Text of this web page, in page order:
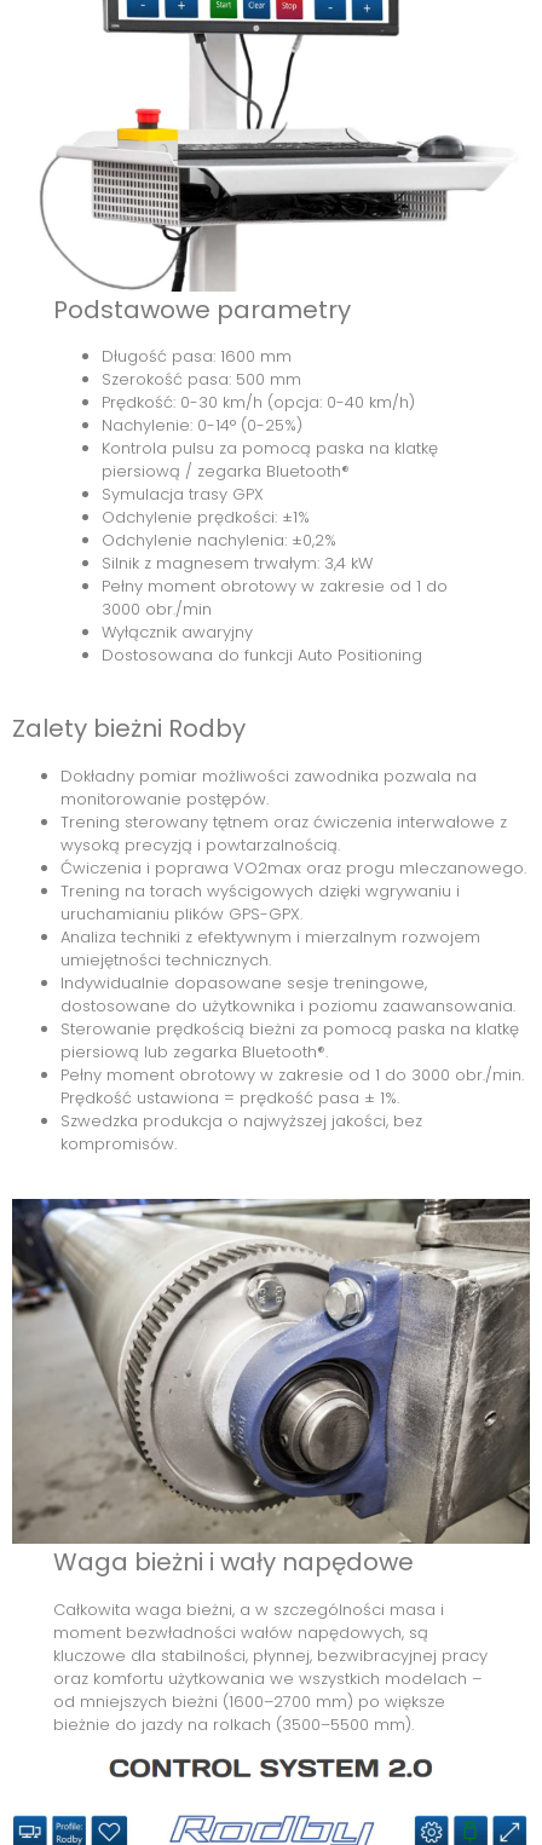
Podstawowe parametry
Długość pasa: 1600 mm
Szerokość pasa: 500 mm
Prędkość: 0-30 km/h (opcja: 0-40 km/h)
Nachylenie: 0-14° (0-25%)
Kontrola pulsu za pomocą paska na klatkę
piersiową / zegarka Bluetooth®
Symulacja trasy GPX
Odchylenie prędkości: ±1%
Odchylenie nachylenia: ±0,2%
Silnik z magnesem trwałym: 3,4 kW
Pełny moment obrotowy w zakresie od 1 do
3000 obr./min
Wyłącznik awaryjny
Dostosowana do funkcji Auto Positioning
Zalety bieżni Rodby
Dokładny pomiar możliwości zawodnika pozwala na
monitorowanie postępów.
Trening sterowany tętnem oraz ćwiczenia interwałowe z
wysoką precyzją i powtarzalnością.
Ćwiczenia i poprawa VO2max oraz progu mleczanowego.
Trening na torach wyścigowych dzięki wgrywaniu i
uruchamianiu plików GPS-GPX.
Analiza techniki z efektywnym i mierzalnym rozwojem
umiejętności technicznych.
Indywidualnie dopasowane sesje treningowe,
dostosowane do użytkownika i poziomu zaawansowania.
Sterowanie prędkością bieżni za pomocą paska na klatkę
piersiową lub zegarka Bluetooth®.
Pełny moment obrotowy w zakresie od 1 do 3000 obr./min.
Prędkość ustawiona = prędkość pasa ± 1%.
Szwedzka produkcja o najwyższej jakości, bez
kompromisów.
Waga bieżni i wały napędowe
Całkowita waga bieżni, a w szczególności masa i
moment bezwładności wałów napędowych, są
kluczowe dla stabilności, płynnej, bezwibracyjnej pracy
oraz komfortu użytkowania we wszystkich modelach –
od mniejszych bieżni (1600–2700 mm) po większe
bieżnie do jazdy na rolkach (3500–5500 mm).